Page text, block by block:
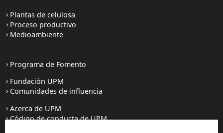
Plantas de celulosa
Proceso productivo
Medioambiente
Programa de Fomento
Fundación UPM
Comunidades de influencia
Acerca de UPM
Código de conducta de UPM